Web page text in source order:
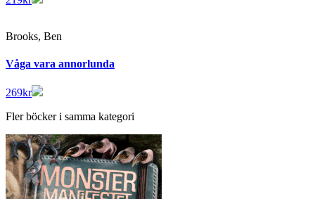
Brooks, Ben
Våga vara annorlunda
269kr
Fler böcker i samma kategori